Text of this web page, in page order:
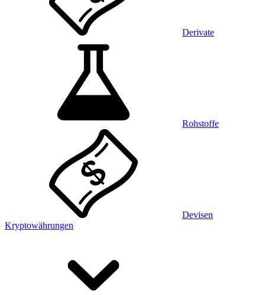
Derivate
Rohstoffe
Devisen
Kryptowährungen